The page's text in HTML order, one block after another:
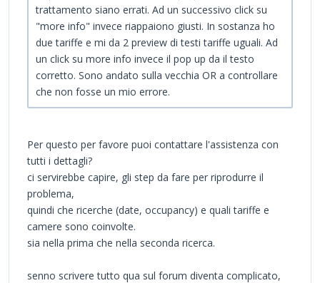
trattamento siano errati. Ad un successivo click su
"more info" invece riappaiono giusti. In sostanza ho
due tariffe e mi da 2 preview di testi tariffe uguali. Ad
un click su more info invece il pop up da il testo
corretto. Sono andato sulla vecchia OR a controllare
che non fosse un mio errore.
Per questo per favore puoi contattare l'assistenza con
tutti i dettagli?
ci servirebbe capire, gli step da fare per riprodurre il
problema,
quindi che ricerche (date, occupancy) e quali tariffe e
camere sono coinvolte.
sia nella prima che nella seconda ricerca.
senno scrivere tutto qua sul forum diventa complicato,